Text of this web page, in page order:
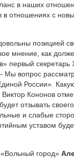
в наших
в отношениях с
позицией
мнение, как
первый
– Мы вопрос
России».
Кононов
отзывать
и слабые
уставом
«Вольный город»